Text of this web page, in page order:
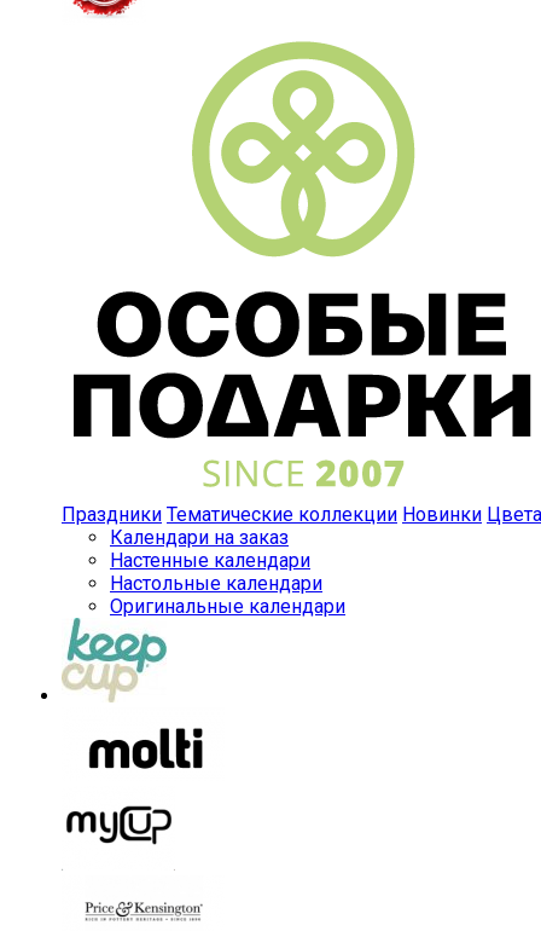
Праздники Тематические коллекции Новинки Цвета
Календари на заказ
Настенные календари
Настольные календари
Оригинальные календари